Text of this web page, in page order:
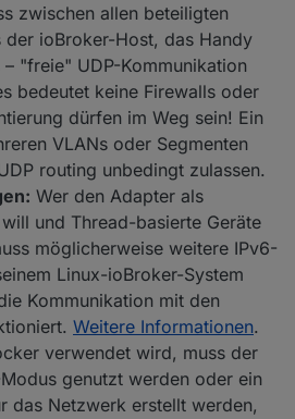
zwischen allen beteiligten
der ioBroker-Host, das Handy
"freie" UDP-Kommunikation
bedeutet keine Firewalls oder
dürfen im Weg sein! Ein
VLANs oder Segmenten
routing unbedingt zulassen.
Wer den Adapter als
und Thread-basierte Geräte
möglicherweise weitere IPv6-
Linux-ioBroker-System
Kommunikation mit den
Weitere Informationen.
verwendet wird, muss der
genutzt werden oder ein
das Netzwerk erstellt werden,